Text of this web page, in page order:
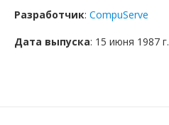
Разработчик: CompuServe
Дата выпуска: 15 июня 1987 г.